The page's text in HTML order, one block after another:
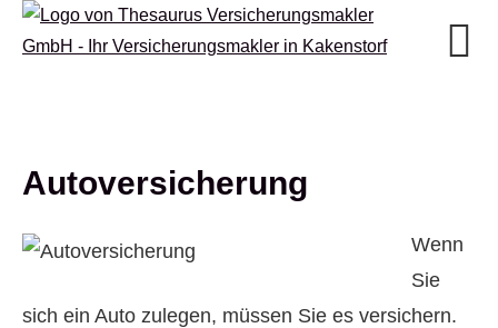
Auto­ver­si­che­rung
Wenn
Sie
sich ein Auto zulegen, müssen Sie es ver­sichern.